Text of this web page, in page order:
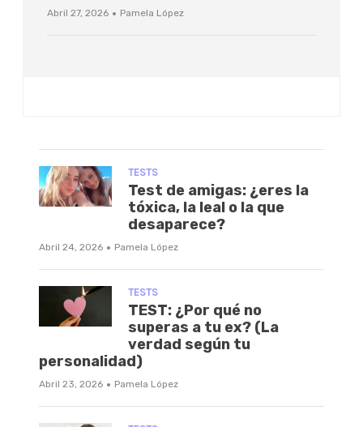
Abril 27, 2026 · Pamela López
TESTS
Test de amigas: ¿eres la
tóxica, la leal o la que
desaparece?
Abril 24, 2026 · Pamela López
TESTS
TEST: ¿Por qué no
superas a tu ex? (La
verdad según tu
personalidad)
Abril 23, 2026 · Pamela López